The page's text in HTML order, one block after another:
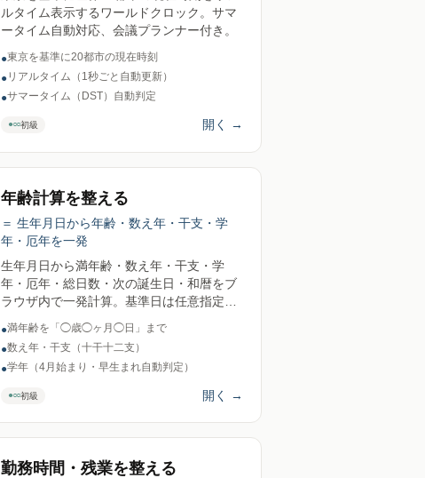
ルタイム表示するワールドクロック。サマ
ータイム自動対応、会議プランナー付き。
●東京を基準に20都市の現在時刻
● リアルタイム（1秒ごと自動更新）
●サマータイム（DST）自動判定
●○○初級 開く →
年齢計算を整える
＝ 生年月日から年齢・数え年・干支・学
年・厄年を一発
生年月日から満年齢・数え年・干支・学
年・厄年・総日数・次の誕生日・和暦をブ
ラウザ内で一発計算。基準日は任意指定
●満年齢を「◯歳◯ヶ月◯日」まで
●数え年・干支（十干十二支）
●学年（4月始まり・早生まれ自動判定）
●○○初級 開く →
勤務時間・残業を整える